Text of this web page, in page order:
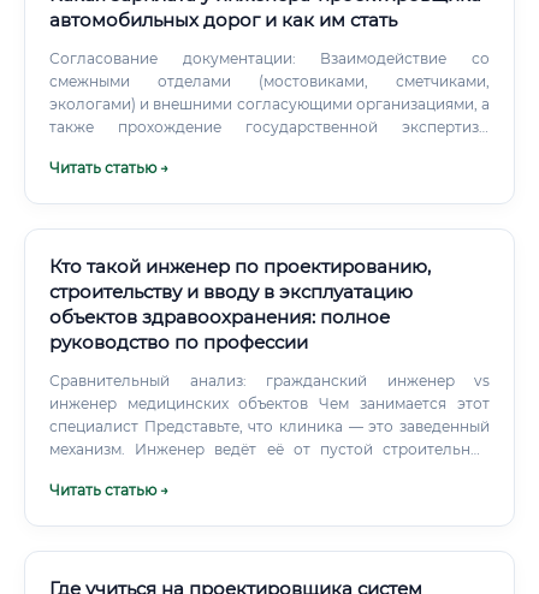
автомобильных дорог и как им стать
Согласование документации: Взаимодействие со
смежными отделами (мостовиками, сметчиками,
экологами) и внешними согласующими организациями, а
также прохождение государственной экспертизы
строительно-монтажных работ утвержденной проектной
Читать статью →
Кто такой инженер по проектированию,
строительству и вводу в эксплуатацию
объектов здравоохранения: полное
руководство по профессии
Сравнительный анализ: гражданский инженер vs
инженер медицинских объектов Чем занимается этот
специалист Представьте, что клиника — это заведенный
механизм. Инженер ведёт её от пустой строительной
пациента.
Читать статью →
Где учиться на проектировщика систем